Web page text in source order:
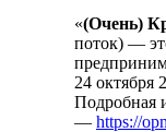
«(Очень)
поток) —
24 октября
Подробная
— https://